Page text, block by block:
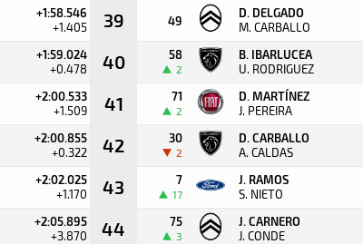
+1:58.546
+1.405 39 49
D. DELGADO
M. CARBALLO
+1:59.024
+0.478 40 58
2
B. IBARLUCEA
U. RODRIGUEZ
+2:00.533
+1.509 41 71
2
D. MARTÍNEZ
J. PEREIRA
+2:00.855
+0.322 42 30
2
D. CARBALLO
A. CALDAS
+2:02.025
+1.170 43 7
17
J. RAMOS
S. NIETO
+2:05.895
+3.870 44 75
3
J. CARNERO
J. CONDE